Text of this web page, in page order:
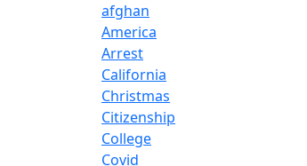
afghan
America
Arrest
California
Christmas
Citizenship
College
Covid